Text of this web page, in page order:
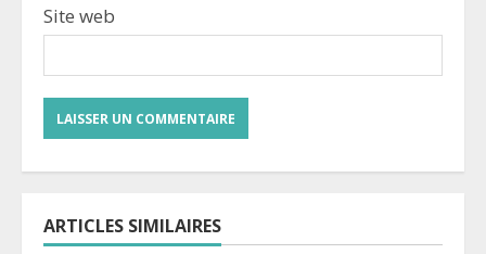
Site web
ARTICLES SIMILAIRES